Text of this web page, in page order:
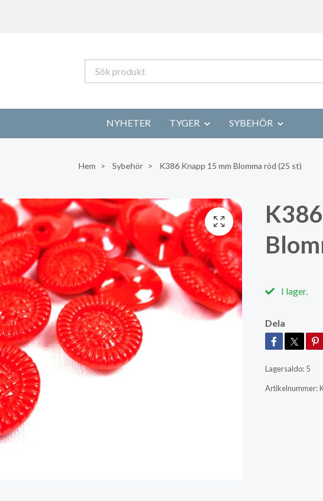
NYHETER TYGER SYBEHÖR
Hem Sybehör K386 Knapp 15 mm Blomma röd (25 st)
I lager.
Dela
Lagersaldo: 5
Artikelnummer: